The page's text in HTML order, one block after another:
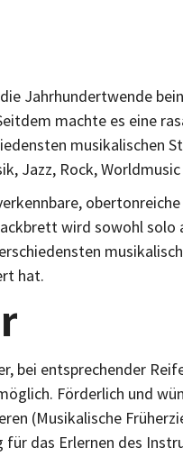
Jahrhundertwende
machte es eine
musikalischen
Jazz, Rock,
wird sowohl solo
hat.
bei entsprechender
Förderlich und
(Musikalische
für das Erlernen des